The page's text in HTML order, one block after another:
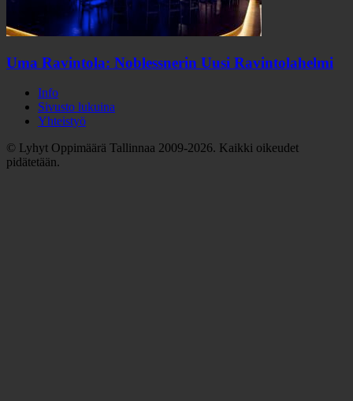
Uma Ravintola: Noblessnerin Uusi Ravintolahelmi
Info
Sivusto lukuina
Yhteistyö
© Lyhyt Oppimäärä Tallinnaa 2009-2026. Kaikki oikeudet
pidätetään.